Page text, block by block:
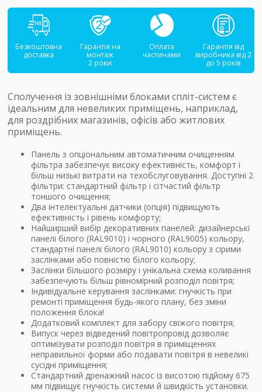
Безкоштовна
доставка
Гарантія на
монтаж
2 роки
Оплата
частинами
Гарантія від
виробника від 2
до 5 років
Сполучення із зовнішніми блоками спліт-систем є
ідеальним для невеликих приміщень, наприклад,
для роздрібних магазинів, офісів або житлових
приміщень.
Панель з опціональним автоматичним очищенням
фільтра забезпечує високу ефективність, комфорт і
більш низькі витрати на техобслуговування. Доступні 2
фільтри: стандартний фільтр і сітчастий фільтр
тоншого очищення;
Два інтелектуальні датчики (опція) підвищують
ефективність і рівень комфорту;
Найширший вибір декоративних панелей: дизайнерські
панелі білого (RAL9010) і чорного (RAL9005) кольору,
стандартні панелі білого (RAL9010) кольору з сірими
заслінками або повністю білого кольору;
Заслінки більшого розміру і унікальна схема коливання
забезпечують більш рівномірний розподіл повітря;
Індивідуальне керування заслінками: гнучкість при
ремонті приміщення будь-якого плану, без зміни
положення блока!
Додатковий комплект для забору свіжого повітря;
Випуск через відведений повітропровід дозволяє
оптимізувати розподіл повітря в приміщеннях
неправильної форми або подавати повітря в невеликі
сусідні приміщення;
Стандартний дренажний насос із висотою підйому 675
мм підвищує гнучкість системи й швидкість установки.